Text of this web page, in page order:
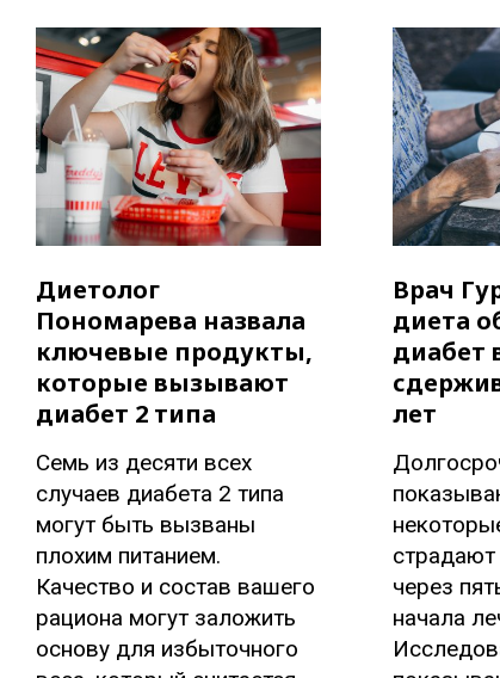
Диетолог
Пономарева назвала
ключевые продукты,
которые вызывают
диабет 2 типа
Семь из десяти всех
случаев диабета 2 типа
могут быть вызваны
плохим питанием.
Качество и состав вашего
рациона могут заложить
основу для избыточного
Врач
диета
диабет
лет
страдают
через
начала